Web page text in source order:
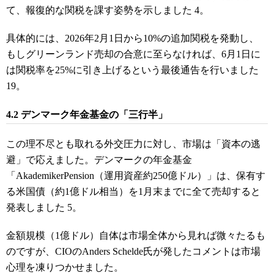
て、報復的な関税を課す姿勢を示しました 4。
具体的には、2026年2月1日から10%の追加関税を発動し、
もしグリーンランド売却の合意に至らなければ、6月1日に
は関税率を25%に引き上げるという最後通告を行いました
19。
4.2 デンマーク年金基金の「三行半」
この理不尽とも取れる外交圧力に対し、市場は「資本の逃
避」で応えました。デンマークの年金基金
「AkademikerPension（運用資産約250億ドル）」は、保有す
る米国債（約1億ドル相当）を1月末までに全て売却すると
発表しました 5。
金額規模（1億ドル）自体は市場全体から見れば微々たるも
のですが、CIOのAnders Schelde氏が発したコメントは市場
心理を凍りつかせました。